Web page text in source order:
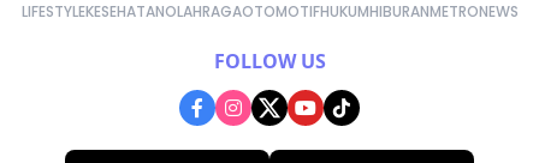
LIFESTYLEKESEHATANOLAHRAGAOTOMOTIFHUKUMHIBURANMETRONEWS
FOLLOW US